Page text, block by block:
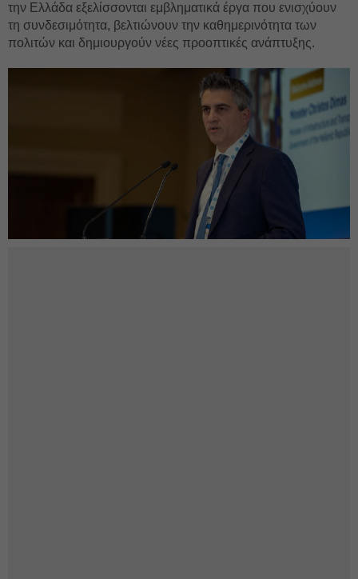
την Ελλάδα εξελίσσονται εμβληματικά έργα που ενισχύουν
τη συνδεσιμότητα, βελτιώνουν την καθημερινότητα των
πολιτών και δημιουργούν νέες προοπτικές ανάπτυξης.